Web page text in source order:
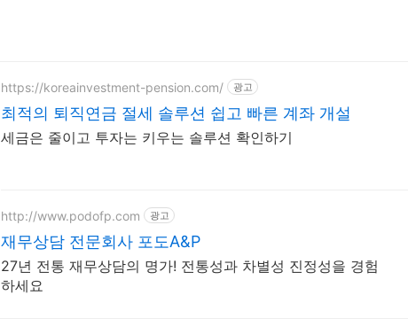
https://koreainvestment-pension.com/ 광고
최적의 퇴직연금 절세 솔루션 쉽고 빠른 계좌 개설
세금은 줄이고 투자는 키우는 솔루션 확인하기
http://www.podofp.com 광고
재무상담 전문회사 포도A&P
27년 전통 재무상담의 명가! 전통성과 차별성 진정성을 경험
하세요